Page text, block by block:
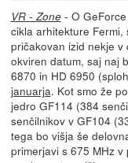
VR - Zone- O GeForce
cikla arhitekture
pričakovan izid nekje v
okviren datum, saj naj
6870 in HD 6950
januarja. Kot smo že
jedro GF114 (384
senčilnikov v GF104
tega bo višja še
primerjavi s 675 MHz